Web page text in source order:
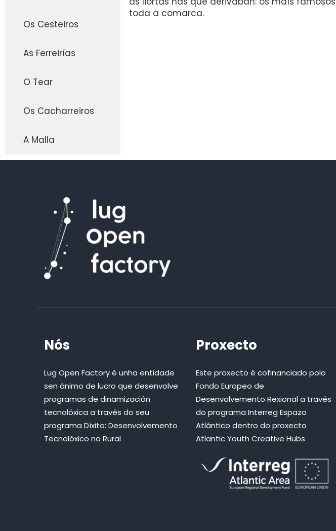
Os Cesteiros
As Ferreirías
O Tear
Os Cacharreiros
A Malla
toda a comarca.
Nós
Lug Open Factory é unha entidade
sen ánimo de lucro que desenvolve
programas de dinamización
tecnolóxica a través do seu
programa Díxito: Desenvolvemento
Tecnolóxico no Rural
Proxecto
Este proxecto é cofinanciado polo
Fondo Europeo de
Desenvolvemento Rexional a través
do programa Interreg Espazo
Atlántico dentro do proxecto
Atlantic Youth Creative Hubs